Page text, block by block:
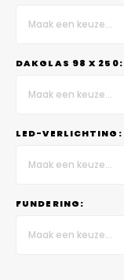
Maak een keuze...
DAKGLAS 98 X 250:
Maak een keuze...
LED-VERLICHTING:
Maak een keuze...
FUNDERING:
Maak een keuze...